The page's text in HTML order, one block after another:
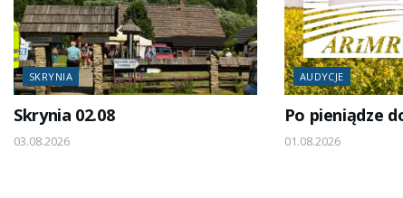
SKRYNIA
Skrynia 02.08
03.08.2026
AUDYCJE
Po pieniądze
01.08.2026